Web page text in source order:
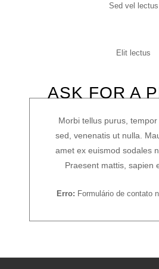
Sed vel lectus
Elit lectus
ASK FOR A
Morbi tellus purus,
sed, venenatis ut nulla.
amet ex euismod sodales
Praesent mattis, sapien
Erro: Formulário de contato